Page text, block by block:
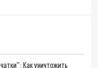
Как уничтожить